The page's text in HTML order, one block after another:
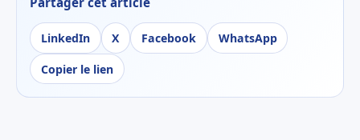
LinkedIn X Facebook WhatsApp
Copier le lien